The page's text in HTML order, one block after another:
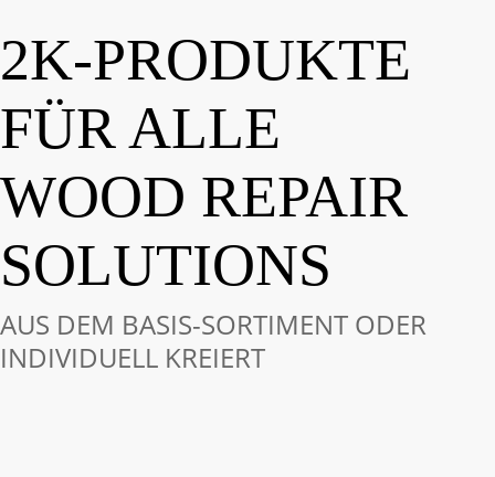
2K-PRODUKTE
FÜR ALLE
WOOD REPAIR
SOLUTIONS
AUS DEM BASIS-SORTIMENT ODER
INDIVIDUELL KREIERT